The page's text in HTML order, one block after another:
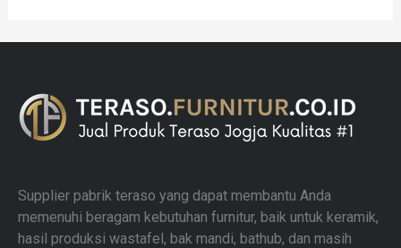
Supplier pabrik teraso yang dapat membantu Anda
memenuhi beragam kebutuhan furnitur, baik untuk keramik,
hasil produksi wastafel, bak mandi, bathub, dan masih